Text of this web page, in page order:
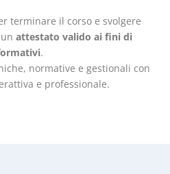
terminare il corso e svolgere
attestato valido ai fini di
.
normative e gestionali con
e professionale.